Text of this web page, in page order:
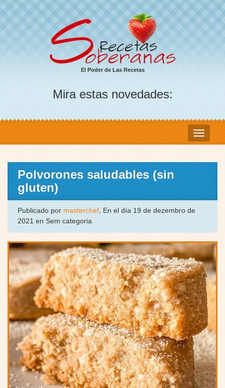
El Poder de Las Recetas
Mira estas novedades:
Polvorones saludables (sin
gluten)
Publicado por masterchef, En el día 19 de dezembro de
2021 en Sem categoria